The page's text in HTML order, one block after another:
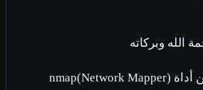
الله وبركاته
أداة nmap(Network Mapper)